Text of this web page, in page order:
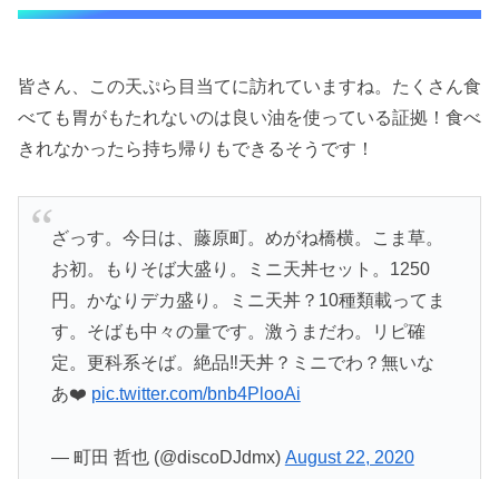
皆さん、この天ぷら目当てに訪れていますね。たくさん食
べても胃がもたれないのは良い油を使っている証拠！食べ
きれなかったら持ち帰りもできるそうです！
ざっす。今日は、藤原町。めがね橋横。こま草。
お初。もりそば大盛り。ミニ天丼セット。1250
円。かなりデカ盛り。ミニ天丼？10種類載ってま
す。そばも中々の量です。激うまだわ。リピ確
定。更科系そば。絶品‼️天丼？ミニでわ？無いな
あ❤️ pic.twitter.com/bnb4PlooAi
— 町田 哲也 (@discoDJdmx) August 22, 2020